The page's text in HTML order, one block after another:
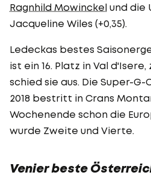
Ragnhild Mowinckel und die
Jacqueline Wiles (+0,35).
Ledeckas bestes
ist ein 16. Platz in Val
schied sie aus. Die Super-
2018 bestritt in Crans
Wochenende schon die
wurde Zweite und Vierte.
Venier beste